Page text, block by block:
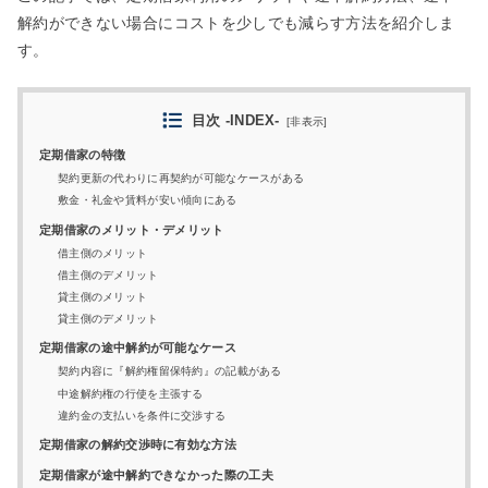
解約ができない場合にコストを少しでも減らす方法を紹介しま
す。
目次 -INDEX- [非表示]
定期借家の特徴
契約更新の代わりに再契約が可能なケースがある
敷金・礼金や賃料が安い傾向にある
定期借家のメリット・デメリット
借主側のメリット
借主側のデメリット
貸主側のメリット
貸主側のデメリット
定期借家の途中解約が可能なケース
契約内容に『解約権留保特約』の記載がある
中途解約権の行使を主張する
違約金の支払いを条件に交渉する
定期借家の解約交渉時に有効な方法
定期借家が途中解約できなかった際の工夫